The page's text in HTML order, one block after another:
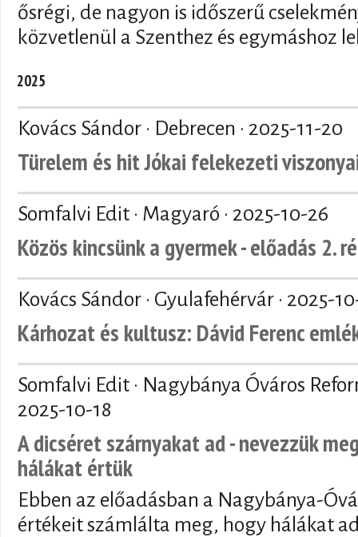
ősrégi, de nagyon is időszerű
közvetlenül a Szenthez és egymáshoz
2025
Kovács Sándor · Debrecen · 2025-11-20
Türelem és hit Jókai felekezeti
Somfalvi Edit · Magyaró · 2025-10-26
Közös kincsünk a gyermek - előadás 2.
Kovács Sándor · Gyulafehérvár · 2025-
Kárhozat és kultusz: Dávid Ferenc
Somfalvi Edit · Nagybánya Óváros
2025-10-18
A dicséret szárnyakat ad - nevezzük
hálákat értük
Ebben az előadásban a Nagybánya-
értékeit számlálta meg, hogy hálákat